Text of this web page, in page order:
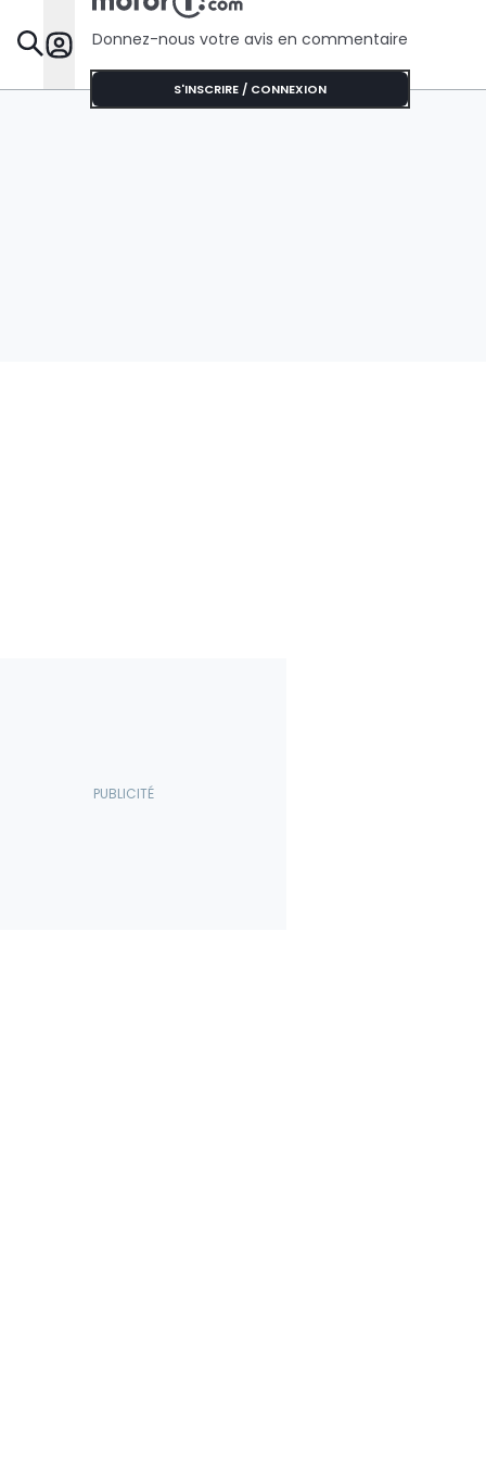
Donnez-nous votre avis en commentaire
S'INSCRIRE / CONNEXION